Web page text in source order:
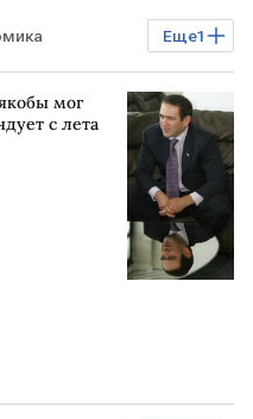
Еще1
мог
с лета